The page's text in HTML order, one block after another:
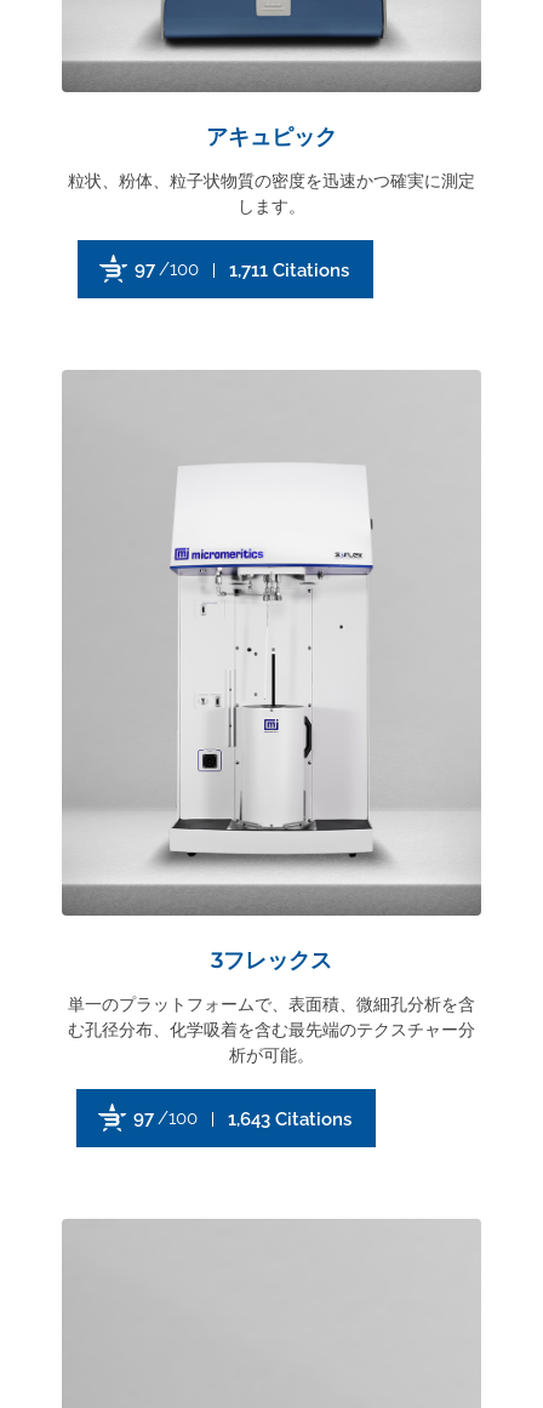
アキュピック
粒状、粉体、粒子状物質の密度を迅速かつ確実に測定
します。
97/100 1,711 Citations
3フレックス
単一のプラットフォームで、表面積、微細孔分析を含
む孔径分布、化学吸着を含む最先端のテクスチャー分
析が可能。
97/100 1,643 Citations